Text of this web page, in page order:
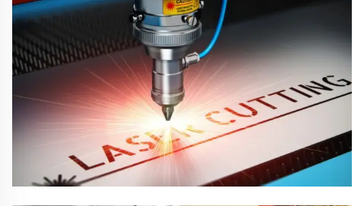
Tinig Ng Kustomer